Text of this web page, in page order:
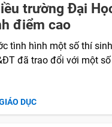
trường Đại
điểm cao
tình hình một số thí
đã trao đổi với một
DỤC